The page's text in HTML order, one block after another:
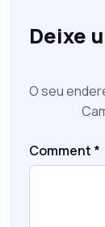
Deixe
O seu
Comment *